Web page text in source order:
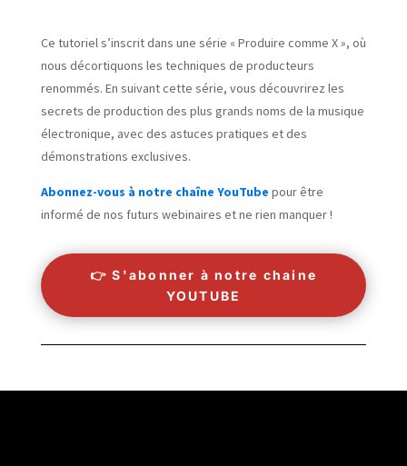
Ce tutoriel s’inscrit dans une série « Produire comme X », où
nous décortiquons les techniques de producteurs
renommés. En suivant cette série, vous découvrirez les
secrets de production des plus grands noms de la musique
électronique, avec des astuces pratiques et des
démonstrations exclusives.
Abonnez-vous à notre chaîne YouTube pour être
informé de nos futurs webinaires et ne rien manquer !
👉 S'abonner à notre chaine
YOUTUBE